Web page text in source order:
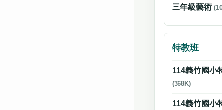
三年級藝術
特教班
114義竹國小
(368K)
114義竹國小